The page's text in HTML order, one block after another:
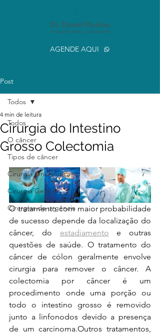
AGENDE AQUI
Post
Todos
O câncer
Tipos de câncer
Cirurgia Oncológica
Cirurgia Geral
Cirurgias de urgência
Todos
Cirurgia do Intestino
Grosso Colectomia
4 min de leitura
O tratamento com maior probabilidade
de sucesso depende da localização do
câncer, do estadiamento
e outras
questões de saúde. O tratamento do
câncer de cólon geralmente envolve
cirurgia para remover o câncer. A
colectomia por câncer é um
procedimento onde uma porção ou
todo o intestino grosso é removido
junto a linfonodos devido a presença
de um carcinoma.Outros tratamentos,